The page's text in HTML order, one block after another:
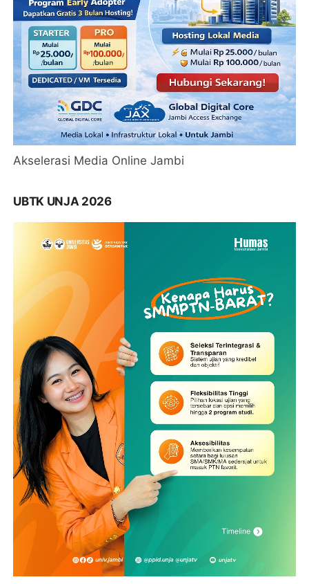
Akselerasi Media Online Jambi
UBTK UNJA 2026